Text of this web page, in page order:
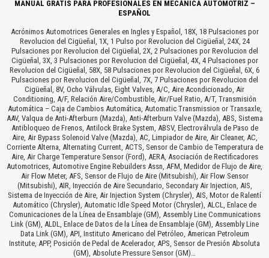
MANUAL GRATIS PARA PROFESIONALES EN MECÁNICA AUTOMOTRIZ –
ESPAÑOL
Acrónimos Automotrices Generales en Ingles y Español, 18X, 18 Pulsaciones por
Revolucion del Cigüeñal, 1X, 1 Pulso por Revolucion del Cigüeñal, 24X, 24
Pulsaciones por Revolucion del Cigüeñal, 2X, 2 Pulsaciones por Revolucion del
Cigüeñal, 3X, 3 Pulsaciones por Revolucion del Cigüeñal, 4X, 4 Pulsaciones por
Revolucion del Cigüeñal, 58X, 58 Pulsaciones por Revolucion del Cigüeñal, 6X, 6
Pulsaciones por Revolucion del Cigüeñal, 7X, 7 Pulsaciones por Revolucion del
Cigüeñal, 8V, Ocho Válvulas, Eight Valves, A/C, Aire Acondicionado, Air
Conditioning, A/F, Relación Aire/Combustible, Air/Fuel Ratio, A/T, Transmisión
Automática – Caja de Cambios Automática, Automatic Transmission or Transaxle,
AAV, Valqua de Anti-Afterburn (Mazda), Anti-Afterburn Valve (Mazda), ABS, Sistema
Antibloqueo de Frenos, Antilock Brake System, ABSV, Electroválvula de Paso de
Aire, Air Bypass Solenoid Valve (Mazda), AC, Limpiador de Aire, Air Cleaner, AC,
Corriente Alterna, Alternating Current, ACTS, Sensor de Cambio de Temperatura de
Aire, Air Charge Temperature Sensor (Ford), AERA, Asociación de Rectificadores
Automotrices, Automotive Engine Rebuilders Assn, AFM, Medidor de Flujo de Aire,
Air Flow Meter, AFS, Sensor de Flujo de Aire (Mitsubishi), Air Flow Sensor
(Mitsubishi), AIR, Inyección de Aire Secundario, Secondary Air Injection, AIS,
Sistema de Inyección de Aire, Air Injection System (Chrysler), AIS, Motor de Ralentí
Automático (Chrysler), Automatic Idle Speed Motor (Chrysler), ALCL, Enlace de
Comunicaciones de la Línea de Ensamblaje (GM), Assembly Line Communications
Link (GM), ALDL, Enlace de Datos de la Línea de Ensamblaje (GM), Assembly Line
Data Link (GM), API, Instituto Americano del Petróleo, American Petroleum
Institute, APP, Posición de Pedal de Acelerador, APS, Sensor de Presión Absoluta
(GM), Absolute Pressure Sensor (GM)…